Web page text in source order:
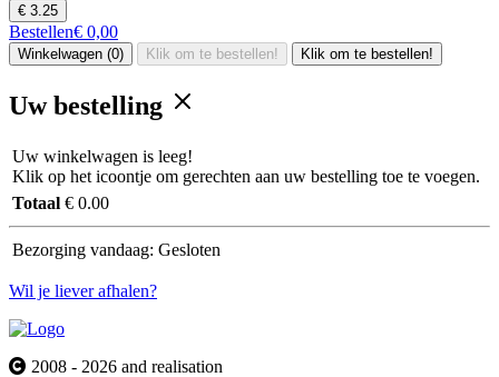
€ 3.25
Bestellen€ 0,00
Winkelwagen (0) Klik om te bestellen! Klik om te bestellen!
Uw bestelling
Uw winkelwagen is leeg!
Klik op het icoontje om gerechten aan uw bestelling toe te voegen.
Totaal € 0.00
Bezorging vandaag: Gesloten
Wil je liever afhalen?
2008 - 2026 and realisation